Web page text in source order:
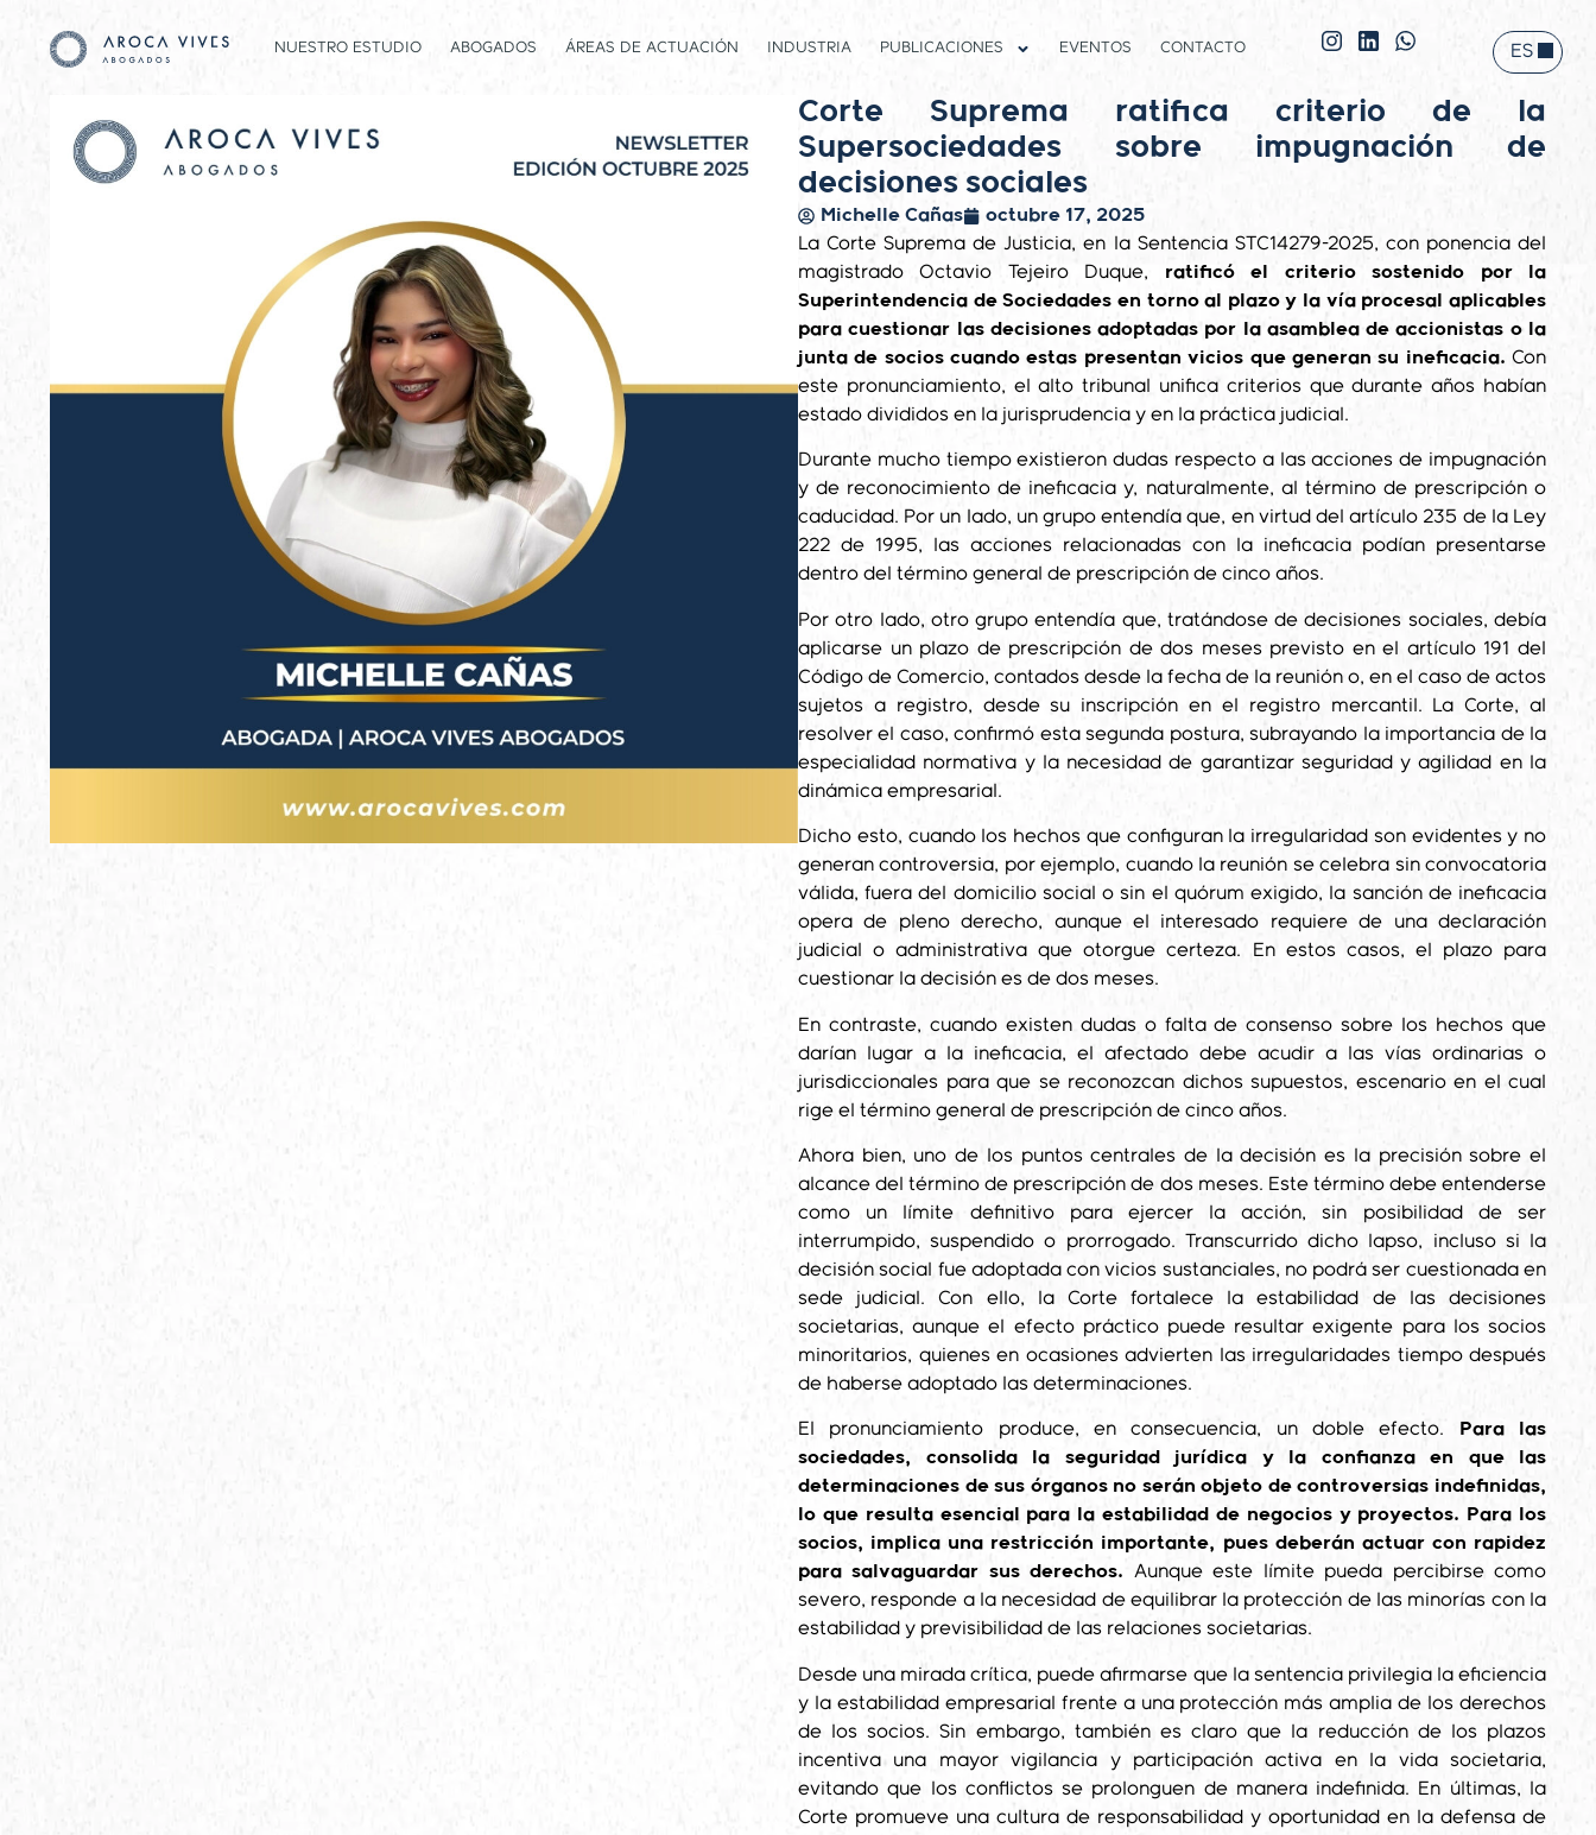
NUESTRO ESTUDIO ABOGADOS ÁREAS DE ACTUACIÓN INDUSTRIA PUBLICACIONES EVENTOS CONTACTO ES
EN
Corte Suprema ratifica criterio de la
Supersociedades sobre impugnación de
decisiones sociales
Michelle Cañas octubre 17, 2025
La Corte Suprema de Justicia, en la Sentencia STC14279-2025, con ponencia del
magistrado Octavio Tejeiro Duque, ratificó el criterio sostenido por la
Superintendencia de Sociedades en torno al plazo y la vía procesal aplicables
para cuestionar las decisiones adoptadas por la asamblea de accionistas o la
junta de socios cuando estas presentan vicios que generan su ineficacia. Con
este pronunciamiento, el alto tribunal unifica criterios que durante años habían
estado divididos en la jurisprudencia y en la práctica judicial.
Durante mucho tiempo existieron dudas respecto a las acciones de impugnación
y de reconocimiento de ineficacia y, naturalmente, al término de prescripción o
caducidad. Por un lado, un grupo entendía que, en virtud del artículo 235 de la Ley
222 de 1995, las acciones relacionadas con la ineficacia podían presentarse
dentro del término general de prescripción de cinco años.
Por otro lado, otro grupo entendía que, tratándose de decisiones sociales, debía
aplicarse un plazo de prescripción de dos meses previsto en el artículo 191 del
Código de Comercio, contados desde la fecha de la reunión o, en el caso de actos
sujetos a registro, desde su inscripción en el registro mercantil. La Corte, al
resolver el caso, confirmó esta segunda postura, subrayando la importancia de la
especialidad normativa y la necesidad de garantizar seguridad y agilidad en la
dinámica empresarial.
Dicho esto, cuando los hechos que configuran la irregularidad son evidentes y no
generan controversia, por ejemplo, cuando la reunión se celebra sin convocatoria
válida, fuera del domicilio social o sin el quórum exigido, la sanción de ineficacia
opera de pleno derecho, aunque el interesado requiere de una declaración
judicial o administrativa que otorgue certeza. En estos casos, el plazo para
cuestionar la decisión es de dos meses.
En contraste, cuando existen dudas o falta de consenso sobre los hechos que
darían lugar a la ineficacia, el afectado debe acudir a las vías ordinarias o
jurisdiccionales para que se reconozcan dichos supuestos, escenario en el cual
rige el término general de prescripción de cinco años.
Ahora bien, uno de los puntos centrales de la decisión es la precisión sobre el
alcance del término de prescripción de dos meses. Este término debe entenderse
como un límite definitivo para ejercer la acción, sin posibilidad de ser
interrumpido, suspendido o prorrogado. Transcurrido dicho lapso, incluso si la
decisión social fue adoptada con vicios sustanciales, no podrá ser cuestionada en
sede judicial. Con ello, la Corte fortalece la estabilidad de las decisiones
societarias, aunque el efecto práctico puede resultar exigente para los socios
minoritarios, quienes en ocasiones advierten las irregularidades tiempo después
de haberse adoptado las determinaciones.
El pronunciamiento produce, en consecuencia, un doble efecto. Para las
sociedades, consolida la seguridad jurídica y la confianza en que las
determinaciones de sus órganos no serán objeto de controversias indefinidas,
lo que resulta esencial para la estabilidad de negocios y proyectos. Para los
socios, implica una restricción importante, pues deberán actuar con rapidez
para salvaguardar sus derechos. Aunque este límite pueda percibirse como
severo, responde a la necesidad de equilibrar la protección de las minorías con la
estabilidad y previsibilidad de las relaciones societarias.
Desde una mirada crítica, puede afirmarse que la sentencia privilegia la eficiencia
y la estabilidad empresarial frente a una protección más amplia de los derechos
de los socios. Sin embargo, también es claro que la reducción de los plazos
incentiva una mayor vigilancia y participación activa en la vida societaria,
evitando que los conflictos se prolonguen de manera indefinida. En últimas, la
Corte promueve una cultura de responsabilidad y oportunidad en la defensa de